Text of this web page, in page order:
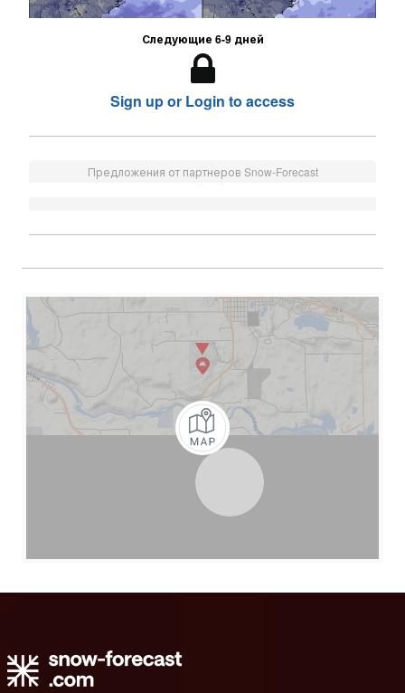
Следующие 6-9 дней
Sign up or Login to access
Предложения от партнеров Snow-Forecast